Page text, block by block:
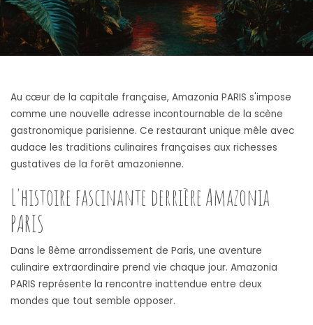
Au cœur de la capitale française, Amazonia PARIS s'impose
comme une nouvelle adresse incontournable de la scène
gastronomique parisienne. Ce restaurant unique mêle avec
audace les traditions culinaires françaises aux richesses
gustatives de la forêt amazonienne.
L'histoire fascinante derrière Amazonia
PARIS
Dans le 8ème arrondissement de Paris, une aventure
culinaire extraordinaire prend vie chaque jour. Amazonia
PARIS représente la rencontre inattendue entre deux
mondes que tout semble opposer.